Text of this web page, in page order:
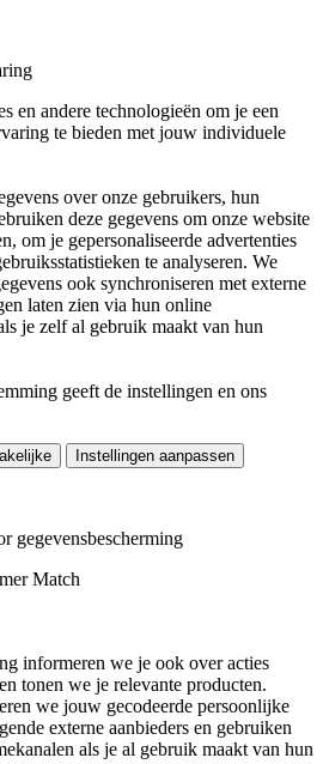
en andere technologieën om je een
te bieden met jouw individuele
over onze gebruikers, hun
deze gegevens om onze website
om je gepersonaliseerde advertenties
te analyseren. We
ook synchroniseren met externe
laten zien via hun online
je zelf al gebruik maakt van hun
geeft de instellingen en ons
Instellingen aanpassen
gegevensbescherming
Match
informeren we je ook over acties
tonen we je relevante producten.
we jouw gecodeerde persoonlijke
externe aanbieders en gebruiken
als je al gebruik maakt van hun